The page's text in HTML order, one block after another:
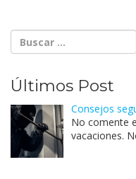
Últimos Post
Consejos
No comente
vacaciones.